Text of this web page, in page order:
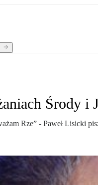
Środy i
Rze” - Paweł Lisicki